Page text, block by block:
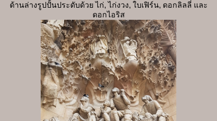
ด้านล่างรูปปั้นประดับด้วย ไก่, ไก่งวง, ใบเฟิร์น, ดอกลิลลี่ และ
ดอกไอริส